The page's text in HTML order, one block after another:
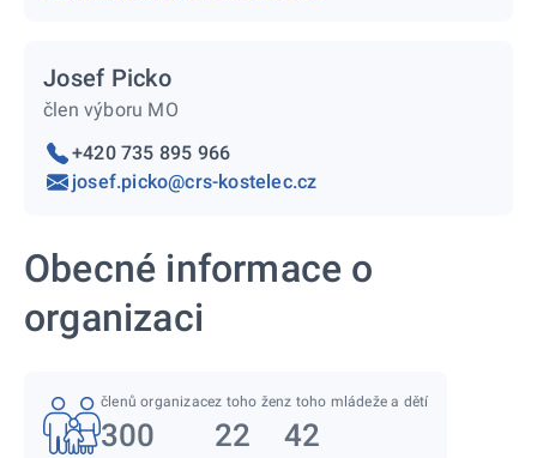
Josef Picko
člen výboru MO
+420 735 895 966
josef.picko@crs-kostelec.cz
Obecné informace o
organizaci
členů organizace
300
z toho žen
22
z toho mládeže a dětí
42